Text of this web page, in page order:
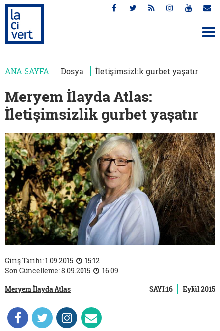
ANA SAYFA Dosya İletişimsizlik gurbet yaşatır
Meryem İlayda Atlas:
İletişimsizlik gurbet yaşatır
Giriş Tarihi: 1.09.2015
15:12
Son Güncelleme: 8.09.2015
16:09
Meryem İlayda Atlas
SAYI:16 Eylül 2015